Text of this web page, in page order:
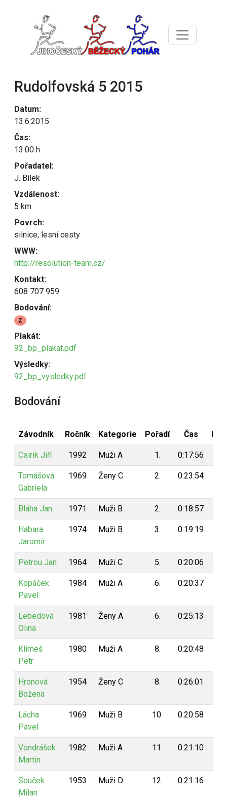
Rudolfovská 5 2015
Datum:
13.6.2015
Čas:
13:00 h
Pořadatel:
J. Bílek
Vzdálenost:
5 km
Povrch:
silnice, lesní cesty
WWW:
http://resolution-team.cz/
Kontakt:
608 707 959
Bodování:
Z
Plakát:
92_bp_plakat.pdf
Výsledky:
92_bp_vysledky.pdf
Bodování
Závodník Ročník Kategorie Pořadí Čas
Csirik Jiří 1992 Muži A 1. 0:17:56
Tomášová
Gabriela
1969 Ženy C 2. 0:23:54
Bláha Jan 1971 Muži B 2. 0:18:57
Habara
Jaromír
1974 Muži B 3. 0:19:19
Petrou Jan 1964 Muži C 5. 0:20:06
Kopáček
Pavel
1984 Muži A 6. 0:20:37
Lebedová
Olina
1981 Ženy A 6. 0:25:13
Klimeš
Petr
1980 Muži A 8. 0:20:48
Hronová
Božena
1954 Ženy C 8. 0:26:01
Lácha
Pavel
1969 Muži B 10. 0:20:58
Vondrášek
Martin
1982 Muži A 11. 0:21:10
Souček
Milan
1953 Muži D 12. 0:21:16